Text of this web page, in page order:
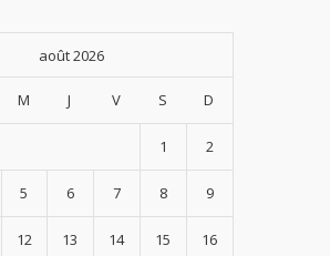
août 2026
M J V S D
1 2
5 6 7 8 9
12 13 14 15 16